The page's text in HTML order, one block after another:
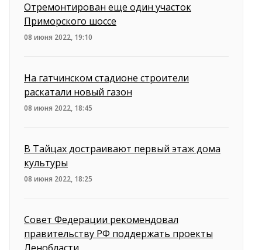
Отремонтирован еще один участок
Приморского шоссе
08 июня 2022, 19:10
На гатчинском стадионе строители
раскатали новый газон
08 июня 2022, 18:45
В Тайцах достраивают первый этаж дома
культуры
08 июня 2022, 18:25
Совет Федерации рекомендовал
правительству РФ поддержать проекты